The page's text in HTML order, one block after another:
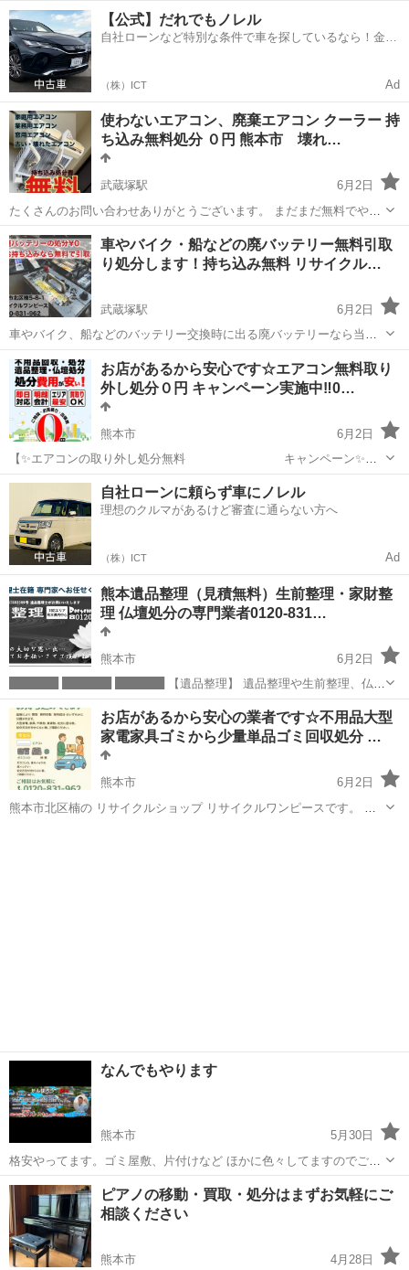
LINE @recycleonepeace お気軽にお問い合わせいただけます！！ 当店
は、 熊本市より許可を受けた一般廃棄物...
熊本 熊本市 武蔵塚駅 不用品回収
【公式】だれでもノレル
自社ローンなど特別な条件で車を探しているなら！金利
（株）ICT Ad
使わないエアコン、廃棄エアコン クーラー 持
ち込み無料処分 ０円 熊本市 壊れ…
武蔵塚駅
6月2日
たくさんのお問い合わせありがとうございます。 まだまだ無料でやっ
てますので是非この機会に！ 0120-831-962 家庭用エアコン、業務用エ
アコン 窓用エアコンの処分にお困りなら！ 持ち込みいただくと無料
で引取り処分して...
熊本 熊本市 武蔵塚駅 不用品回収
車やバイク・船などの廃バッテリー無料引取
り処分します！持ち込み無料 リサイクル…
武蔵塚駅
6月2日
車やバイク、船などのバッテリー交換時に出る廃バッテリーなら当店
までお持ち込みいただきますと、無料にて引取りいたします。 持ち込
み大歓迎です！ 持ち込みの際はお気軽にフリーダイヤル0120-831-962
までお電話ください。...
熊本 熊本市 武蔵塚駅 不用品回収
お店があるから安心です☆エアコン無料取り
外し処分０円 キャンペーン実施中‼️0…
熊本市
6月2日
【✨エアコンの取り外し処分無料 キャンペーン✨に
ついて】 1️⃣まず0120-831-962まで☎️ 2️⃣ご住所や設置状況、階数、 メ
ーカーや年式、台数などをお聞きします。 3️⃣無料に該当するか、も...
熊本 熊本市 不用品回収 無料
自社ローンに頼らず車にノレル
理想のクルマがあるけど審査に通らない方へ
（株）ICT Ad
熊本遺品整理（見積無料）生前整理・家財整
理 仏壇処分の専門業者0120-831…
熊本市
6月2日
処分、 施設への入所や退所時の片付け、 家財道具の移動移設などもお
任せください。 専門の遺品整理士、遺品供養士が 現地にて無料見積も
りしま...
熊本 熊本市 遺品整理 無料
お店があるから安心の業者です☆不用品大型
家電家具ゴミから少量単品ゴミ回収処分 …
熊本市
6月2日
熊本市北区楠の リサイクルショップ リサイクルワンピースです。 熊
なんでもやります
熊本市
5月30日
格安やってます。ゴミ屋敷、片付けなど ほかに色々してますのでご相
談ください🙏
熊本 熊本市 遺品整理 片付け
ピアノの移動・買取・処分はまずお気軽にご
相談ください
熊本市
4月28日